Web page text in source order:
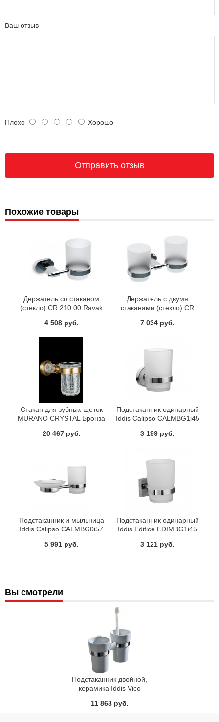
Ваш отзыв
Плохо Хорошо
Похожие товары
Держатель со стаканом
(стекло) CR 210.00 Ravak
4 508 руб.
Держатель с двумя
стаканами (стекло) CR
7 034 руб.
Стакан для зубных щеток
MURANO CRYSTAL Бронза
20 467 руб.
Подстаканник одинарный
Iddis Calipso CALMBG1i45
3 199 руб.
Подстаканник и мыльница
Iddis Calipso CALMBG0i57
5 991 руб.
Подстаканник одинарный
Iddis Edifice EDIMBG1i45
3 121 руб.
Вы смотрели
Подстаканник двойной,
керамика Iddis Vico
11 868 руб.